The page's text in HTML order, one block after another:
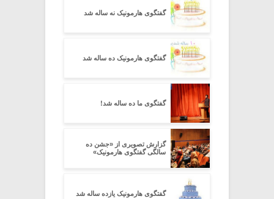
گفتگوی هارمونیک نه ساله شد
گفتگوی هارمونیک ده ساله شد
گفتگوی ما ده ساله شد!
گزارش تصویری از «جشن ده
سالگی گفتگوی هارمونیک»
گفتگوی هارمونیک یازده ساله شد